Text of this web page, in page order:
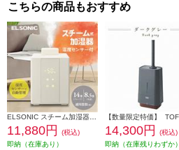
こちらの商品もおすすめ
11,880円
(税込)
即納（在庫あり）
14,300円
(税込)
即納（在庫残りわずか）